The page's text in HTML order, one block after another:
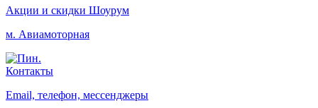
Акции и скидки Шоурум
м. Авиамоторная
Контакты
Email, телефон, мессенджеры